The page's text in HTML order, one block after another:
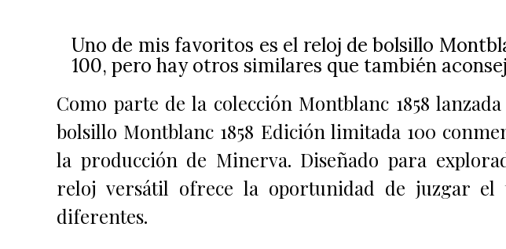
Uno de mis favoritos es el reloj de bolsillo
100, pero hay otros similares que también
Como parte de la colección Montblanc 1858
bolsillo Montblanc 1858 Edición limitada 100
la producción de Minerva. Diseñado para
reloj versátil ofrece la oportunidad de juzgar el
diferentes.